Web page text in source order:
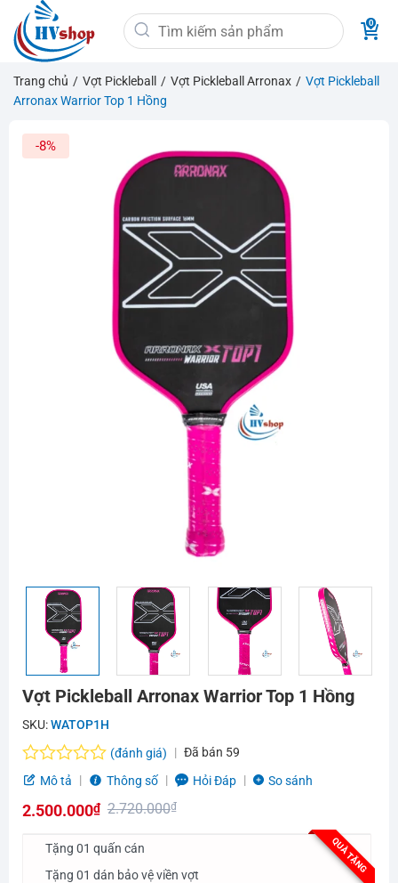
qua
nội
dung
Tìm
kiếm:
Trang chủ / Vợt Pickleball / Vợt Pickleball Arronax / Vợt Pickleball
Arronax Warrior Top 1 Hồng
-8%
Vợt Pickleball Arronax Warrior Top 1 Hồng
SKU:WATOP1H
Được
hạng
(đánh giá) Đã bán 59
Mô tả
Thông số Hỏi Đáp So sánh
2.720.000₫
2.500.000₫
hiện
QUÀ TẶNG
Tặng 01 quấn cán
Tặng 01 dán bảo vệ viền vợt